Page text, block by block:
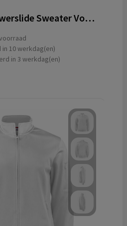
Printer RED Powerslide Sweater Volledige Rits Dames
10 werkdag(en)
in 3 werkdag(en)